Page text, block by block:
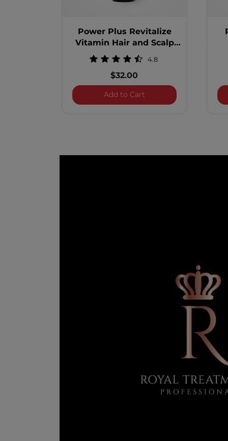
Power Plus Revitalize
Vitamin Hair and Scalp
Treatment 4.8
$32.00
Add to CartPower Plus Revitalize